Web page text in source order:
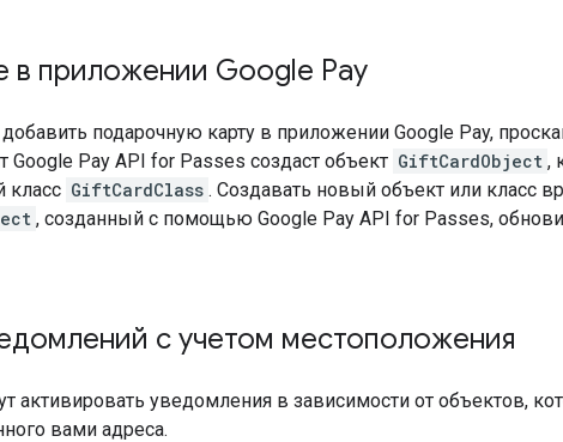
в приложении Google Pay
добавить подарочную карту в приложении Google Pay,
Google Pay API for Passes создаст объект GiftCardObject ,
класс GiftCardClass . Создавать новый объект или класс
, созданный с помощью Google Pay API for Passes,
с учетом местоположения
активировать уведомления в зависимости от объектов,
вами адреса.